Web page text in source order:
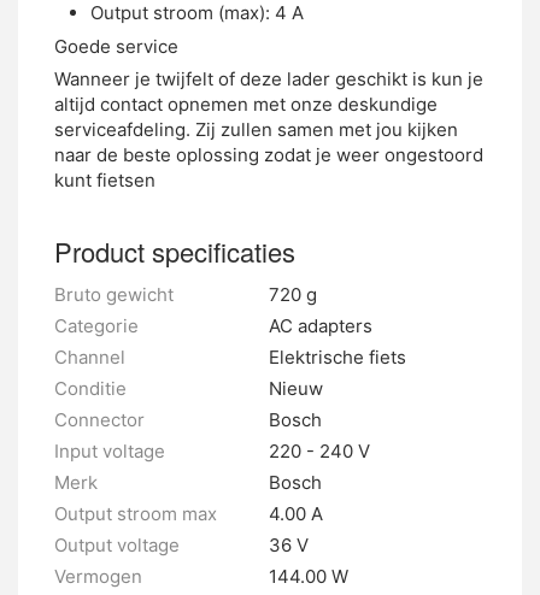
Output stroom (max): 4 A
Goede service
Wanneer je twijfelt of deze lader geschikt is kun je
altijd contact opnemen met onze deskundige
serviceafdeling. Zij zullen samen met jou kijken
naar de beste oplossing zodat je weer ongestoord
kunt fietsen
Product specificaties
Bruto gewicht
720 g
Categorie
AC adapters
Channel
Elektrische fiets
Conditie
Nieuw
Connector
Bosch
Input voltage
220 - 240 V
Merk
Bosch
Output stroom max
4.00 A
Output voltage
36 V
Vermogen
144.00 W